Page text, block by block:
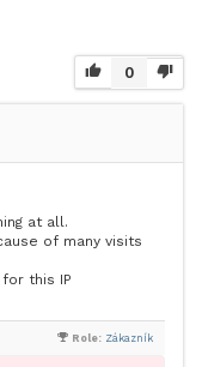
0
at all.
of many visits
this IP
Role: Zákazník